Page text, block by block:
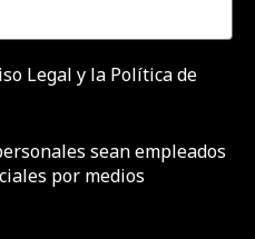
Legal y la Política de
sean empleados
por medios